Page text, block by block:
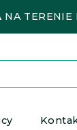
NA TERENIE